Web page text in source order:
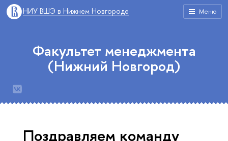
Меню
НИУ ВШЭ в Нижнем Новгороде
Факультет менеджмента
(Нижний Новгород)
Поздравляем команду